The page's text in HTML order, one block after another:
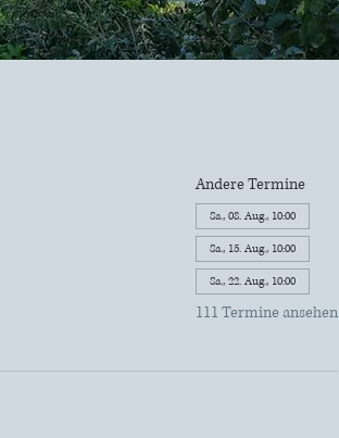
Andere Termine
Sa., 08. Aug., 10:00
Sa., 15. Aug., 10:00
Sa., 22. Aug., 10:00
111 Termine ansehen